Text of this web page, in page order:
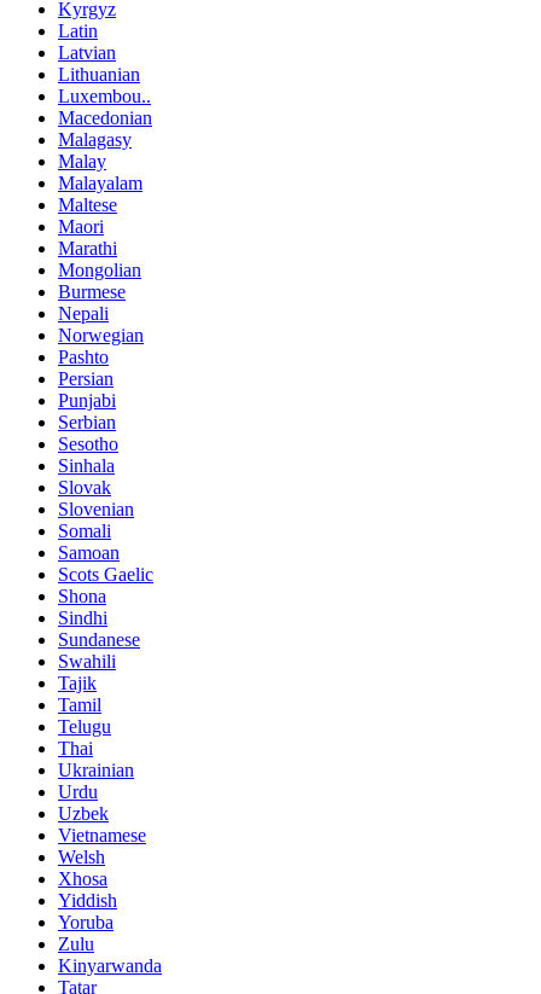
Kyrgyz
Latin
Latvian
Lithuanian
Luxembou..
Macedonian
Malagasy
Malay
Malayalam
Maltese
Maori
Marathi
Mongolian
Burmese
Nepali
Norwegian
Pashto
Persian
Punjabi
Serbian
Sesotho
Sinhala
Slovak
Slovenian
Somali
Samoan
Scots Gaelic
Shona
Sindhi
Sundanese
Swahili
Tajik
Tamil
Telugu
Thai
Ukrainian
Urdu
Uzbek
Vietnamese
Welsh
Xhosa
Yiddish
Yoruba
Zulu
Kinyarwanda
Tatar